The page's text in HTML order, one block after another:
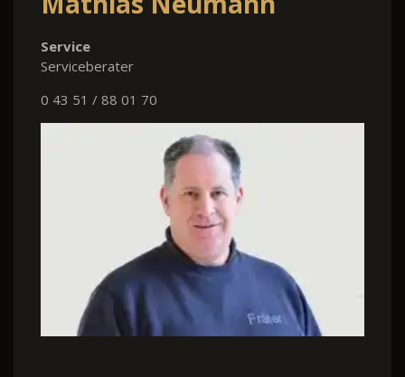
Service
Serviceberater
0 43 51 / 88 01 70